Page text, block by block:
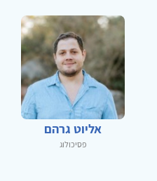
אליוט גרהם
פסיכולוג